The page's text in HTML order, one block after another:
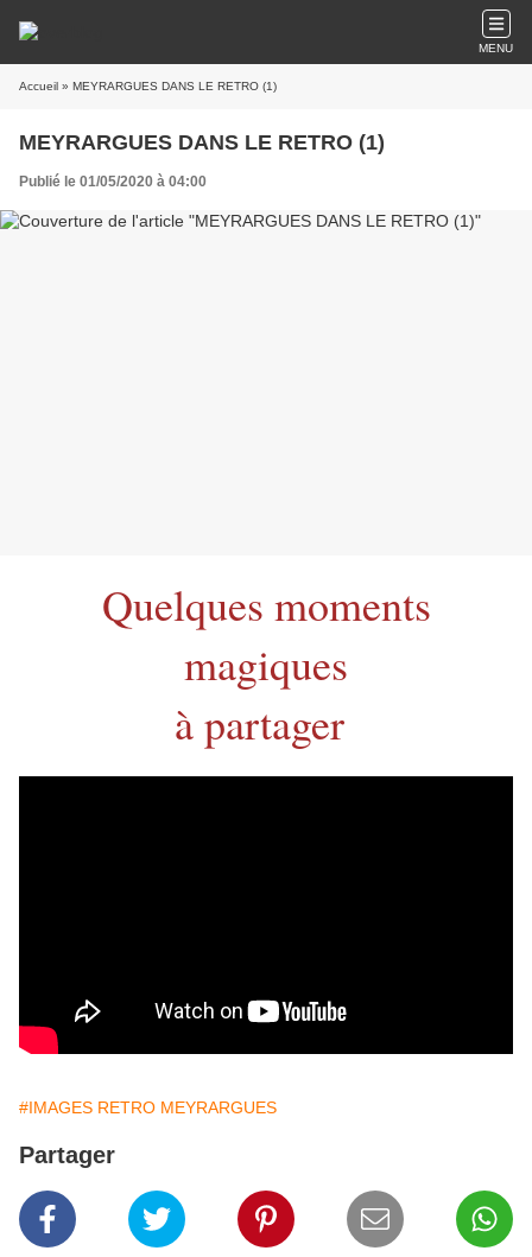
MENU
Accueil » MEYRARGUES DANS LE RETRO (1)
MEYRARGUES DANS LE RETRO (1)
Publié le 01/05/2020 à 04:00
Quelques moments
magiques
à partager
#IMAGES RETRO MEYRARGUES
Partager